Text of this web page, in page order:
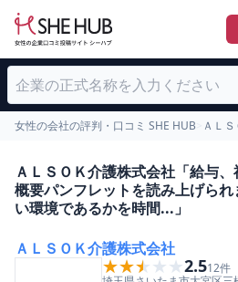
女性の会社の評判・口コミ SHE HUB ＡＬ
ＡＬＳＯＫ介護株式会社「給与
概要パンフレットを読み上げら
い環境であるかを時間...」
ＡＬＳＯＫ介護株式会社
★★★★★
★★★★★2.512件